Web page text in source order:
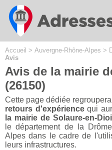
Accueil > Auvergne-Rhône-Alpes >
Avis
Avis de la mairie
(26150)
Cette page dédiée
retours d'expériencequi
la mairie de Solaure-en-
le département de la
Alpes dans le cadre de
leurs infrastructures.
Cookies management panel